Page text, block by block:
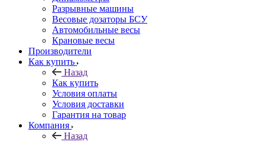
Разрывные машины
Весовые дозаторы БСУ
Автомобильные весы
Крановые весы
Производители
Как купить
Назад
Как купить
Условия оплаты
Условия доставки
Гарантия на товар
Компания
Назад